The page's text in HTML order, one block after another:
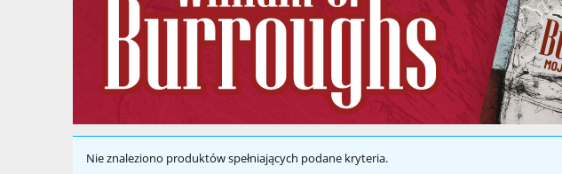
Nie znaleziono produktów spełniających podane kryteria.